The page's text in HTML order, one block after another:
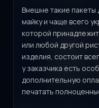
Внешне такие пакеты
майку и чаще всего
которой
или любой другой
изделия, состоит
у заказчика есть
дополнительную
печатать